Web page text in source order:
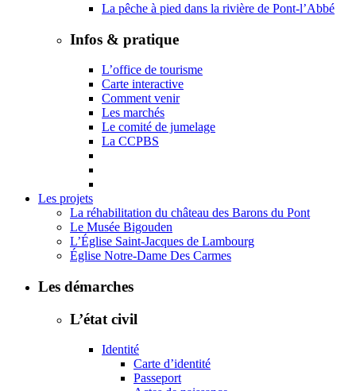
La pêche à pied dans la rivière de Pont-l’Abbé
Infos & pratique
L’office de tourisme
Carte interactive
Comment venir
Les marchés
Le comité de jumelage
La CCPBS
Les projets
La réhabilitation du château des Barons du Pont
Le Musée Bigouden
L’Église Saint-Jacques de Lambourg
Église Notre-Dame Des Carmes
Les démarches
L’état civil
Identité
Carte d’identité
Passeport